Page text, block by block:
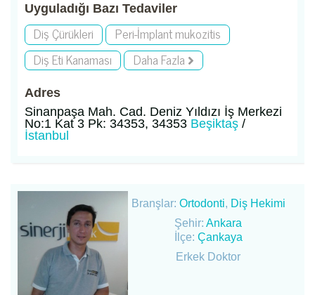
Uyguladığı Bazı Tedaviler
Diş Çürükleri
Peri-İmplant mukozitis
Diş Eti Kanaması
Daha Fazla
Adres
Sinanpaşa Mah. Cad. Deniz Yıldızı İş Merkezi
No:1 Kat 3 Pk: 34353, 34353 Beşiktaş /
İstanbul
Branşlar: Ortodonti, Diş Hekimi
Şehir:Ankara
İlçe: Çankaya
Erkek Doktor